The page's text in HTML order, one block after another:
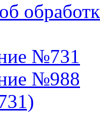
№731
№988